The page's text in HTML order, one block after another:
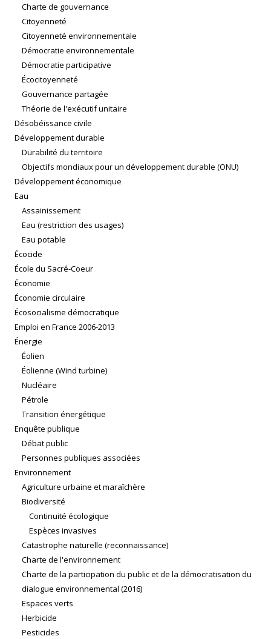
Charte de gouvernance
Citoyenneté
Citoyenneté environnementale
Démocratie environnementale
Démocratie participative
Écocitoyenneté
Gouvernance partagée
Théorie de l'exécutif unitaire
Désobéissance civile
Développement durable
Durabilité du territoire
Objectifs mondiaux pour un développement durable (ONU)
Développement économique
Eau
Assainissement
Eau (restriction des usages)
Eau potable
Écocide
École du Sacré-Coeur
Économie
Économie circulaire
Écosocialisme démocratique
Emploi en France 2006-2013
Énergie
Éolien
Éolienne (Wind turbine)
Nucléaire
Pétrole
Transition énergétique
Enquête publique
Débat public
Personnes publiques associées
Environnement
Agriculture urbaine et maraîchère
Biodiversité
Continuité écologique
Espèces invasives
Catastrophe naturelle (reconnaissance)
Charte de l'environnement
Charte de la participation du public et de la démocratisation du
dialogue environnemental (2016)
Espaces verts
Herbicide
Pesticides